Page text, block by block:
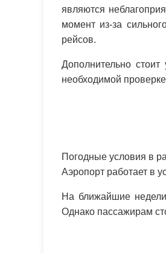
являются
момент из-за
рейсов.
Дополнительно
необходимой
Погодные условия в
Аэропорт работает в
На ближайшие недели
Однако пассажирам